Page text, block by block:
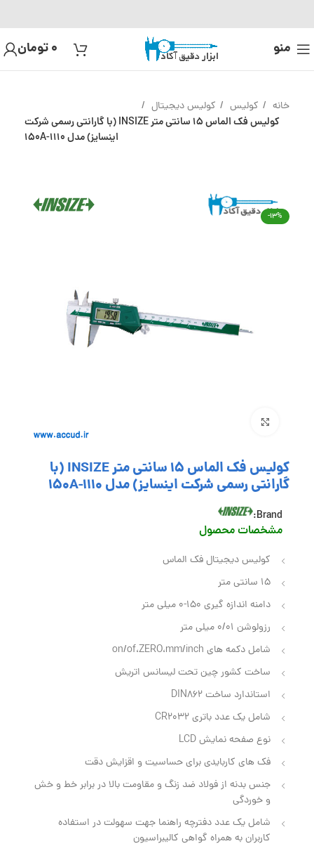
منو 0تومان
خانه کولیس کولیس دیجیتال
کولیس فک الماس 15 سانتی متر INSIZE (با گارانتی رسمی شرکت
اینسایز) مدل 1110-150A
-13%
کولیس فک الماس 15 سانتی متر INSIZE (با
گارانتی رسمی شرکت اینسایز) مدل 1110-150A
Brand:
مشخصات محصول
کولیس دیجیتال فک الماس
15 سانتی متر
دامنه اندازه گیری 150-0 میلی متر
رزولوشن 0/01 میلی متر
شامل دکمه های on/of،ZERO،mm/inch
ساخت کشور چین تحت لیسانس اتریش
استاندارد ساخت DIN862
شامل یک عدد باتری CR2032
نوع صفحه نمایش LCD
فک های کاربایدی برای حساسیت و اقزایش دقت
جنس بدنه از فولاد ضد زنگ و مقاومت بالا در برابر خط و خش
و خوردگی
شامل یک عدد دفترچه راهنما جهت سهولت در استفاده
کاربران به همراه گواهی کالیبراسیون